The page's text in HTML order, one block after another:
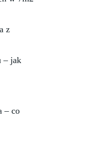
z
– jak
– co